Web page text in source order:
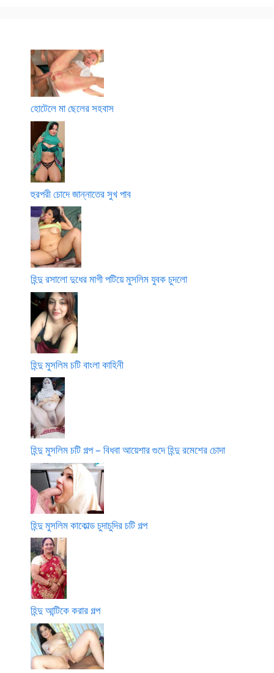
হোটেলে মা ছেলের সহবাস
হুরপরী চোদে জান্নাতের সুখ পাব
হিন্দু রসালো দুধের মাগী পটিয়ে মুসলিম যুবক চুদলো
হিন্দু মুসলিম চটি বাংলা কাহিনী
হিন্দু মুসলিম চটি গল্প – বিধবা আয়েশার গুদে হিন্দু রমেশের চোদা
হিন্দু মুসলিম কাকোল্ড চুদাচুদির চটি গল্প
হিন্দু আন্টিকে করার গল্প